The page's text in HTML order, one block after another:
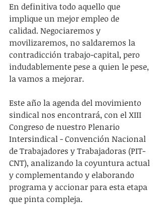
En definitiva todo aquello que
implique un mejor empleo de
calidad. Negociaremos y
movilizaremos, no saldaremos la
contradicción trabajo-capital, pero
indudablemente pese a quien le pese,
la vamos a mejorar.
Este año la agenda del movimiento
sindical nos encontrará, con el XIII
Congreso de nuestro Plenario
Intersindical - Convención Nacional
de Trabajadores y Trabajadoras (PIT-
CNT), analizando la coyuntura actual
y complementando y elaborando
programa y accionar para esta etapa
que pinta compleja.